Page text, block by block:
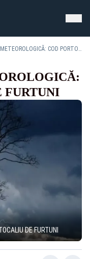
ATENȚIONARE METEOROLOGICĂ: COD PORTOCALIU DE FURTUNI
FURTUNI
DE FURTUNI